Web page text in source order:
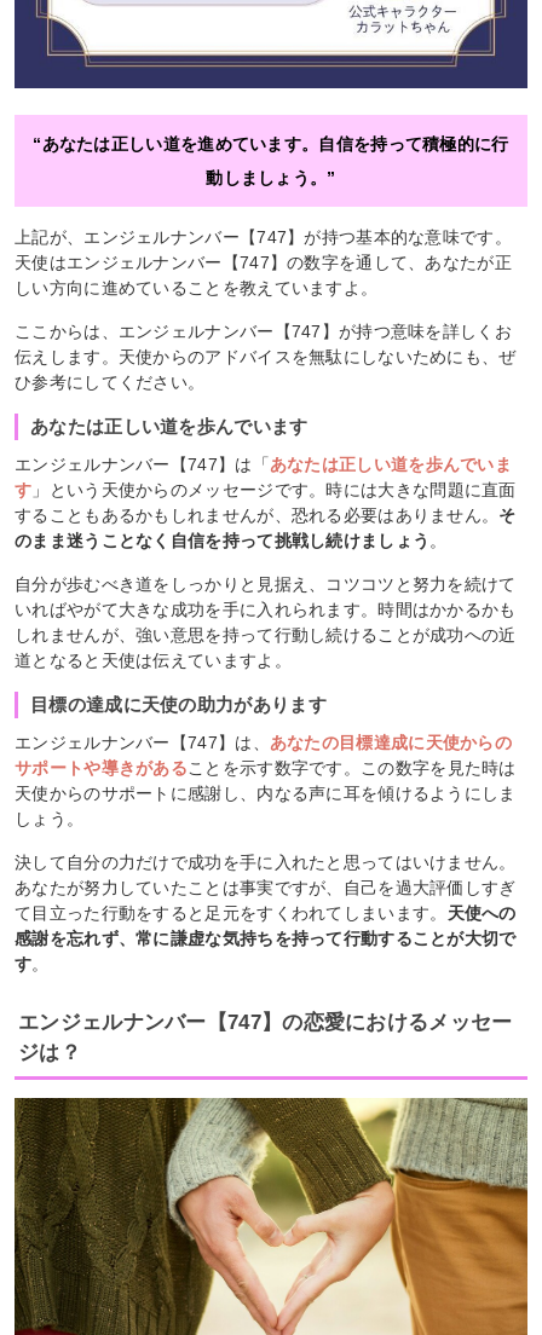
“あなたは正しい道を進めています。自信を持って積極的に行
動しましょう。”
上記が、エンジェルナンバー【747】が持つ基本的な意味です。
天使はエンジェルナンバー【747】の数字を通して、あなたが正
しい方向に進めていることを教えていますよ。
ここからは、エンジェルナンバー【747】が持つ意味を詳しくお
伝えします。天使からのアドバイスを無駄にしないためにも、ぜ
ひ参考にしてください。
あなたは正しい道を歩んでいます
エンジェルナンバー【747】は「あなたは正しい道を歩んでいま
す 」という天使からのメッセージです。時には大きな問題に直面
することもあるかもしれませんが、恐れる必要はありません。 そ
のまま迷うことなく自信を持って挑戦し続けましょう 。
自分が歩むべき道をしっかりと見据え、コツコツと努力を続けて
いればやがて大きな成功を手に入れられます。時間はかかるかも
しれませんが、強い意思を持って行動し続けることが成功への近
道となると天使は伝えていますよ。
目標の達成に天使の助力があります
エンジェルナンバー【747】は、 あなたの目標達成に天使からの
サポートや導きがあることを示す数字です。この数字を見た時は
天使からのサポートに感謝し、内なる声に耳を傾けるようにしま
しょう。
決して自分の力だけで成功を手に入れたと思ってはいけません。
あなたが努力していたことは事実ですが、自己を過大評価しすぎ
て目立った行動をすると足元をすくわれてしまいます。 天使への
感謝を忘れず、常に謙虚な気持ちを持って行動することが大切で
す。
エンジェルナンバー【747】の恋愛におけるメッセー
ジは？